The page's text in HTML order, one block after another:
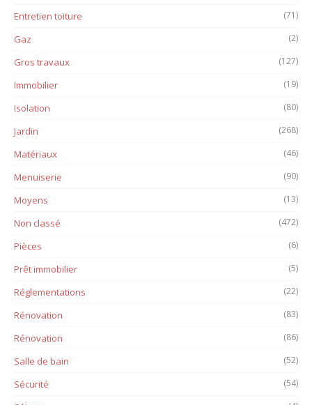
Entretien toiture (71)
Gaz (2)
Gros travaux (127)
Immobilier (19)
Isolation (80)
Jardin (268)
Matériaux (46)
Menuiserie (90)
Moyens (13)
Non classé (472)
Pièces (6)
Prêt immobilier (5)
Réglementations (22)
Rénovation (83)
Rénovation (86)
Salle de bain (52)
Sécurité (54)